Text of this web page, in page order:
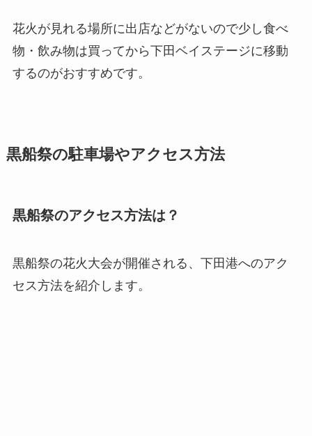
花火が見れる場所に出店などがないので少し食べ
物・飲み物は買ってから下田ベイステージに移動
するのがおすすめです。
黒船祭の駐車場やアクセス方法
黒船祭のアクセス方法は？
黒船祭の花火大会が開催される、下田港へのアク
セス方法を紹介します。